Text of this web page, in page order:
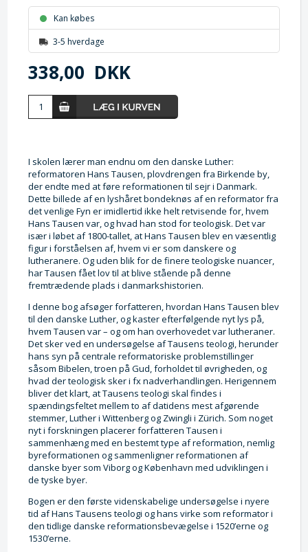
Kan købes
3-5 hverdage
338,00 DKK
I skolen lærer man endnu om den danske Luther:
reformatoren Hans Tausen, plovdrengen fra Birkende by,
der endte med at føre reformationen til sejr i Danmark.
Dette billede af en lyshåret bondeknøs af en reformator fra
det venlige Fyn er imidlertid ikke helt retvisende for, hvem
Hans Tausen var, og hvad han stod for teologisk. Det var
især i løbet af 1800-tallet, at Hans Tausen blev en væsentlig
figur i forståelsen af, hvem vi er som danskere og
lutheranere. Og uden blik for de finere teologiske nuancer,
har Tausen fået lov til at blive stående på denne
fremtrædende plads i danmarkshistorien.
I denne bog afsøger forfatteren, hvordan Hans Tausen blev
til den danske Luther, og kaster efterfølgende nyt lys på,
hvem Tausen var – og om han overhovedet var lutheraner.
Det sker ved en undersøgelse af Tausens teologi, herunder
hans syn på centrale reformatoriske problemstillinger
såsom Bibelen, troen på Gud, forholdet til øvrigheden, og
hvad der teologisk sker i fx nadverhandlingen. Herigennem
bliver det klart, at Tausens teologi skal findes i
spændingsfeltet mellem to af datidens mest afgørende
stemmer, Luther i Wittenberg og Zwingli i Zürich. Som noget
nyt i forskningen placerer forfatteren Tausen i
sammenhæng med en bestemt type af reformation, nemlig
byreformationen og sammenligner reformationen af
danske byer som Viborg og København med udviklingen i
de tyske byer.
Bogen er den første videnskabelige undersøgelse i nyere
tid af Hans Tausens teologi og hans virke som reformator i
den tidlige danske reformationsbevægelse i 1520’erne og
1530’erne.